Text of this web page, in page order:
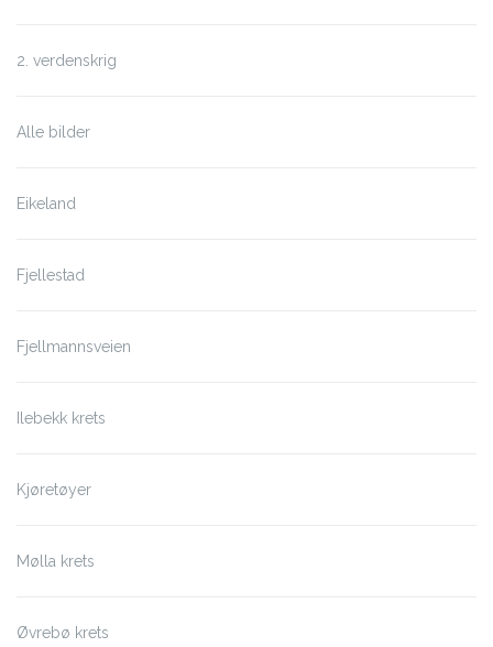
2. verdenskrig
Alle bilder
Eikeland
Fjellestad
Fjellmannsveien
Ilebekk krets
Kjøretøyer
Mølla krets
Øvrebø krets